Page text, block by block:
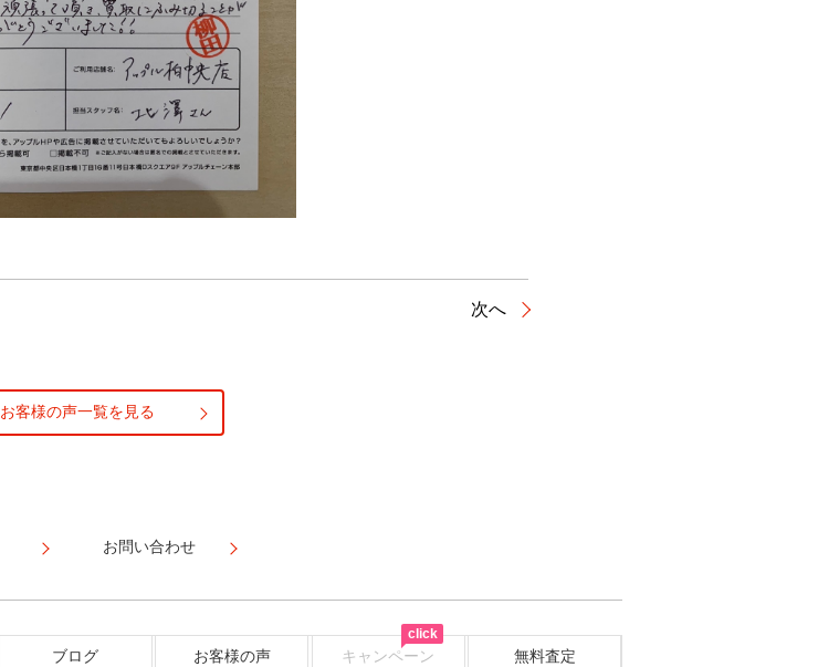
次へ
お客様の声一覧を見る
お問い合わせ
ブログ お客様の声 キャンペーン 無料査定
click